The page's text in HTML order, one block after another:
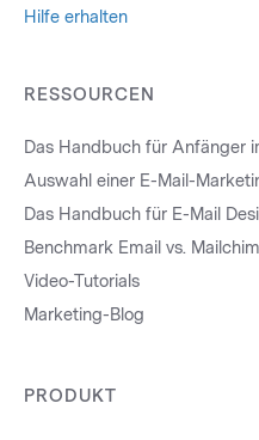
Hilfe erhalten
RESSOURCEN
Das Handbuch für Anfänger
Auswahl einer E-Mail-
Das Handbuch für E-Mail
Benchmark Email vs.
Video-Tutorials
Marketing-Blog
PRODUKT